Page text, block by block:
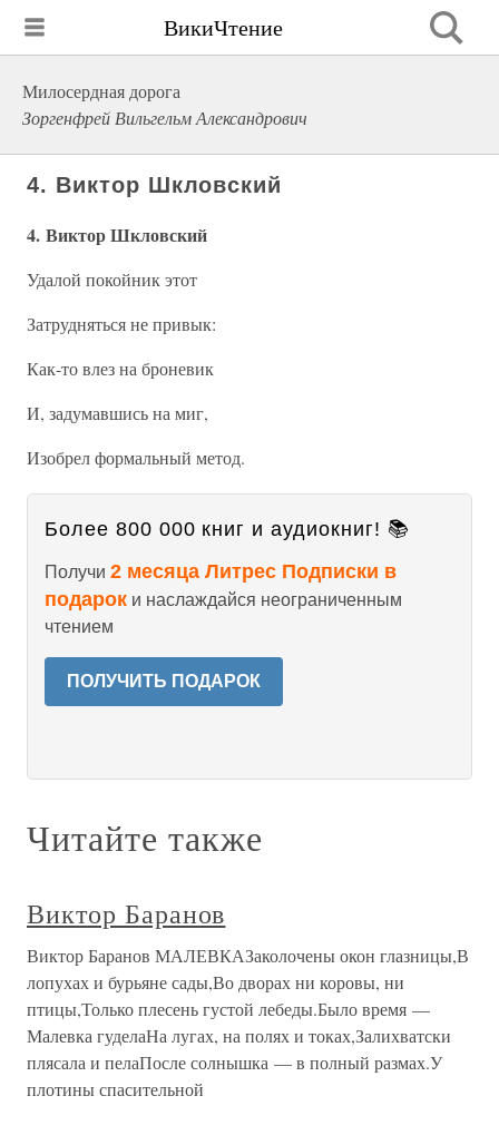
ВикиЧтение
Милосердная дорога
Зоргенфрей Вильгельм Александрович
4. Виктор Шкловский
4. Виктор Шкловский
Удалой покойник этот
Затрудняться не привык:
Как-то влез на броневик
И, задумавшись на миг,
Изобрел формальный метод.
Более 800 000 книг и аудиокниг! 📚
Получи 2 месяца Литрес Подписки в
подарок и наслаждайся неограниченным
чтением
ПОЛУЧИТЬ ПОДАРОК
Читайте также
Виктор Баранов
Виктор Баранов МАЛЕВКАЗаколочены окон глазницы,В
лопухах и бурьяне сады,Во дворах ни коровы, ни
птицы,Только плесень густой лебеды.Было время —
Малевка гуделаНа лугах, на полях и токах,Залихватски
плясала и пелаПосле солнышка — в полный размах.У
плотины спасительной